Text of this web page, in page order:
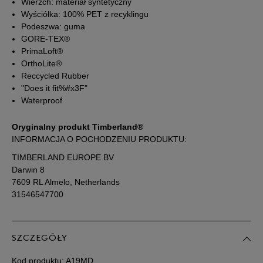
34,5 21 cm
35
Podane w centymetrach wymiary dotyczą długości stopy.
Zobacz jak zmierzyć stopę?
Wyściółka: 100% PET z recyklingu
Podeszwa: guma
GORE-TEX®
PrimaLoft®
OrthoLite®
Reccycled Rubber
"Does it fit%#x3F"
Waterproof
Oryginalny produkt Timberland®
INFORMACJA O POCHODZENIU PRODUKTU:
TIMBERLAND EUROPE BV
Darwin 8
7609 RL Almelo, Netherlands
31546547700
SZCZEGÓŁY
Kod produktu: A19MD